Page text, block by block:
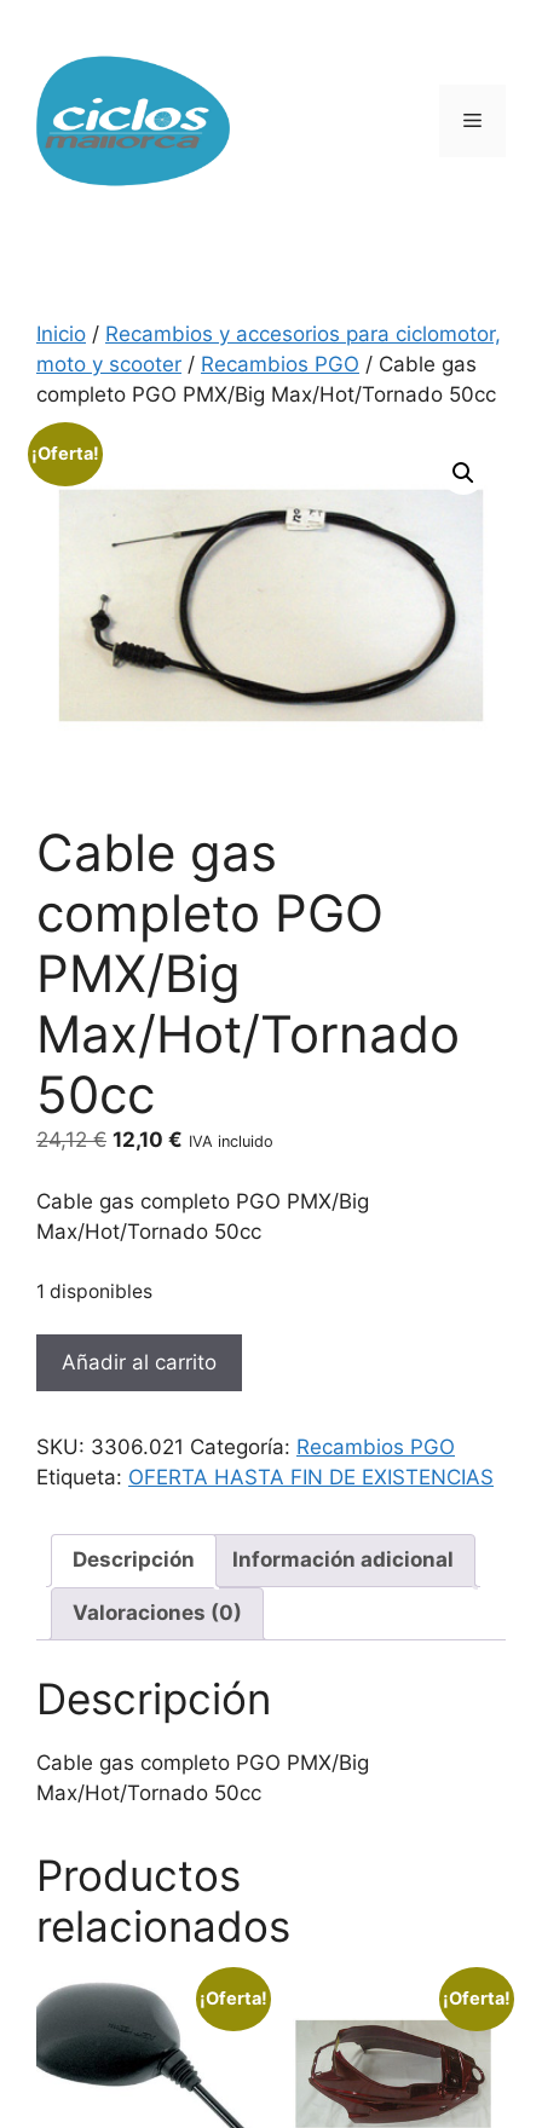
contenido
Menú
Inicio / Recambios y accesorios para ciclomotor,
moto y scooter / Recambios PGO / Cable gas
completo PGO PMX/Big Max/Hot/Tornado 50cc
¡Oferta!
Cable gas
completo PGO
PMX/Big
Max/Hot/Tornado
50cc
24,12€ El
original
era:
12,10 € El
actual
es:
IVA incluido
Cable gas completo PGO PMX/Big
Max/Hot/Tornado 50cc
1 disponibles
gas
PGO
PMX/Big
50cc
cantidad
Añadir al carrito
SKU: 3306.021 Categoría: Recambios PGO
Etiqueta: OFERTA HASTA FIN DE EXISTENCIAS
Descripción Información adicional
Valoraciones (0)
Descripción
Cable gas completo PGO PMX/Big
Max/Hot/Tornado 50cc
Productos
relacionados
¡Oferta! ¡Oferta!